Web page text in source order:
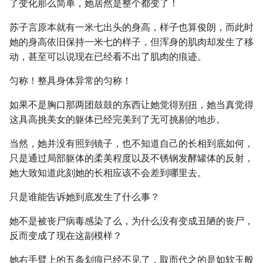
了变化那么简单，她居然是整个都变了！
苏子言原本就有一米七出头的身高，样子也算俊朗，而此时
她的身高依旧保持一米七的样子，但浑身的肌肉却发生了移
动，甚至可以说现在已经看不出了肌肉的痕迹。
匀称！整具身体异常的匀称！
如果不是胸口那两团鼓鼓的东西让她觉得别扭，她当真觉得
这具高挑美女的躯体已经完美到了无可挑剔的地步。
当然，她并没有照到镜子，也不知道自己的长相到底如何，
只是通过局部躯体的柔美程度以及不锈钢发酵罐体的反射，
她大致知道此刻她的长相应该不会差到哪里去。
只是谁能告诉她到底发生了什么事？
她不是被丧尸病毒感染了么，为什么没有变成丑陋的丧尸，
反而变成了现在这副模样？
她右手臂上的五条划痕已经不见了，取而代之的是如软玉般